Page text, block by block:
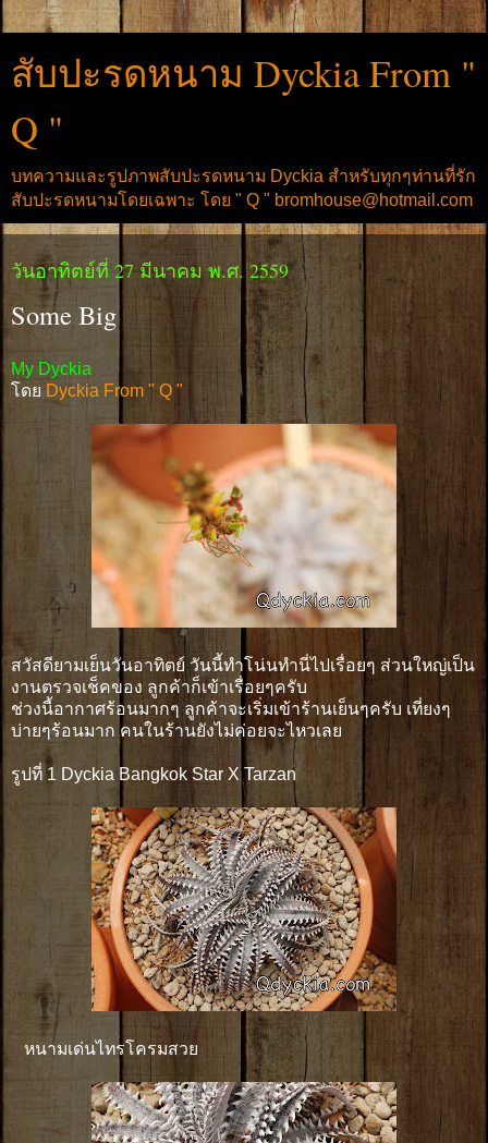
สับปะรดหนาม Dyckia From "
Q "
บทความและรูปภาพสับปะรดหนาม Dyckia สำหรับทุกๆท่านที่รัก
สับปะรดหนามโดยเฉพาะ โดย " Q " bromhouse@hotmail.com
วันอาทิตย์ที่ 27 มีนาคม พ.ศ. 2559
Some Big
My Dyckia
โดย Dyckia From " Q "
สวัสดียามเย็นวันอาทิตย์ วันนี้ทำโน่นทำนี่ไปเรื่อยๆ ส่วนใหญ่เป็น
งานตรวจเช็คของ ลูกค้าก็เข้าเรื่อยๆครับ
ช่วงนี้อากาศร้อนมากๆ ลูกค้าจะเริ่มเข้าร้านเย็นๆครับ เที่ยงๆ
บ่ายๆร้อนมาก คนในร้านยังไม่ค่อยจะไหวเลย
รูปที่ 1 Dyckia Bangkok Star X Tarzan
หนามเด่นไทรโครมสวย